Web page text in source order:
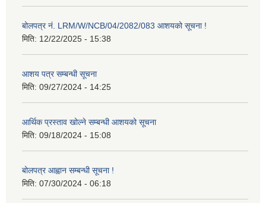
बोलपत्र नं. LRM/W/NCB/04/2082/083 आशयको सूचना !
मिति: 12/22/2025 - 15:38
आशय पत्र सम्बन्धी सूचना
मिति: 09/27/2024 - 14:25
आर्थिक प्रस्ताव खोल्ने सम्बन्धी आशयको सूचना
मिति: 09/18/2024 - 15:08
बोलपत्र आह्वान सम्बन्धी सूचना !
मिति: 07/30/2024 - 06:18